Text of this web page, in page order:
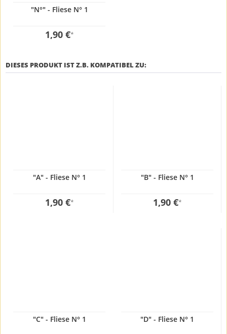
"N°" - Fliese N° 1
1,90 €*
DIESES PRODUKT IST Z.B. KOMPATIBEL ZU:
"A" - Fliese N° 1
1,90 €*
"B" - Fliese N° 1
1,90 €*
"C" - Fliese N° 1 "D" - Fliese N° 1